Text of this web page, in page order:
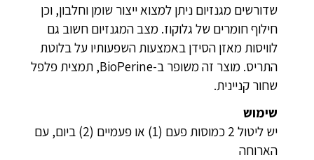
שדורשים מגנזיום ניתן למצוא ייצור שומן וחלבון, וכן
חילוף חומרים של גלוקוז. מצב המגנזיום חשוב גם
לוויסות מאזן הסידן באמצעות השפעותיו על בלוטת
התריס. מוצר זה משופר ב-BioPerine, תמצית פלפל
שחור קניינית.
שימוש
יש ליטול 2 כמוסות פעם (1) או פעמיים (2) ביום, עם
הארוחה